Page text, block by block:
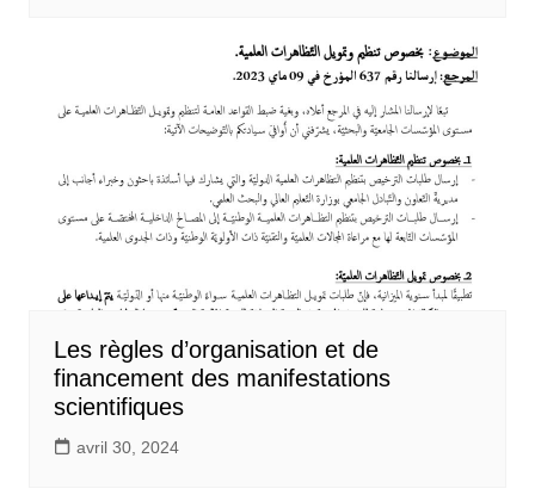
Les règles d’organisation et de
financement des manifestations
scientifiques
avril 30, 2024